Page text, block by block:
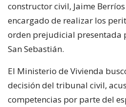
constructor civil, Jaime Berríos
encargado de realizar los
orden prejudicial presentada
San Sebastián.
El Ministerio de Vivienda
decisión del tribunal civil,
competencias por parte del